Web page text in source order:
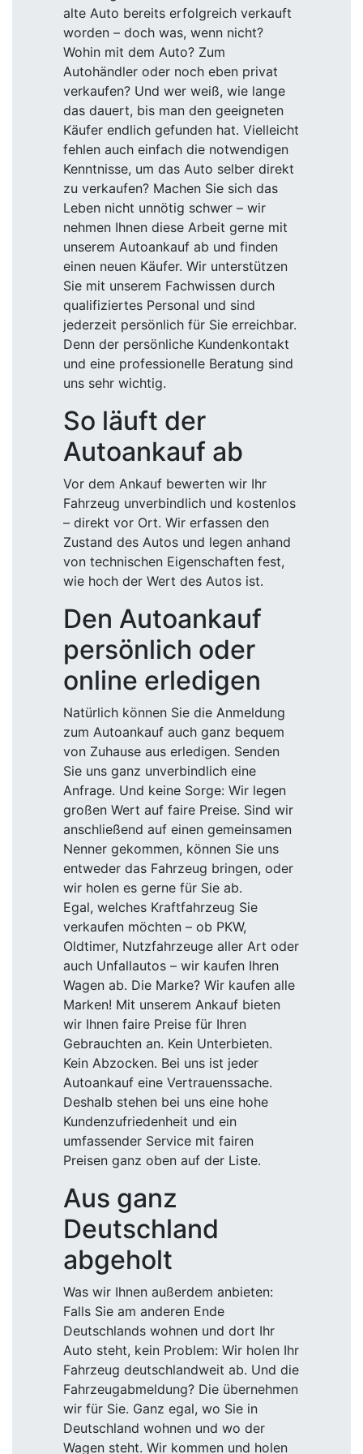
alte Auto bereits erfolgreich verkauft
worden – doch was, wenn nicht?
Wohin mit dem Auto? Zum
Autohändler oder noch eben privat
verkaufen? Und wer weiß, wie lange
das dauert, bis man den geeigneten
Käufer endlich gefunden hat. Vielleicht
fehlen auch einfach die notwendigen
Kenntnisse, um das Auto selber direkt
zu verkaufen? Machen Sie sich das
Leben nicht unnötig schwer – wir
nehmen Ihnen diese Arbeit gerne mit
unserem Autoankauf ab und finden
einen neuen Käufer. Wir unterstützen
Sie mit unserem Fachwissen durch
qualifiziertes Personal und sind
jederzeit persönlich für Sie erreichbar.
Denn der persönliche Kundenkontakt
und eine professionelle Beratung sind
uns sehr wichtig.
So läuft der
Autoankauf ab
Vor dem Ankauf bewerten wir Ihr
Fahrzeug unverbindlich und kostenlos
– direkt vor Ort. Wir erfassen den
Zustand des Autos und legen anhand
von technischen Eigenschaften fest,
wie hoch der Wert des Autos ist.
Den Autoankauf
persönlich oder
online erledigen
Natürlich können Sie die Anmeldung
zum Autoankauf auch ganz bequem
von Zuhause aus erledigen. Senden
Sie uns ganz unverbindlich eine
Anfrage. Und keine Sorge: Wir legen
großen Wert auf faire Preise. Sind wir
anschließend auf einen gemeinsamen
Nenner gekommen, können Sie uns
entweder das Fahrzeug bringen, oder
wir holen es gerne für Sie ab.
Egal, welches Kraftfahrzeug Sie
verkaufen möchten – ob PKW,
Oldtimer, Nutzfahrzeuge aller Art oder
auch Unfallautos – wir kaufen Ihren
Wagen ab. Die Marke? Wir kaufen alle
Marken! Mit unserem Ankauf bieten
wir Ihnen faire Preise für Ihren
Gebrauchten an. Kein Unterbieten.
Kein Abzocken. Bei uns ist jeder
Autoankauf eine Vertrauenssache.
Deshalb stehen bei uns eine hohe
Kundenzufriedenheit und ein
umfassender Service mit fairen
Preisen ganz oben auf der Liste.
Aus ganz
Deutschland
abgeholt
Was wir Ihnen außerdem anbieten:
Falls Sie am anderen Ende
Deutschlands wohnen und dort Ihr
Auto steht, kein Problem: Wir holen Ihr
Fahrzeug deutschlandweit ab. Und die
Fahrzeugabmeldung? Die übernehmen
wir für Sie. Ganz egal, wo Sie in
Deutschland wohnen und wo der
Wagen steht. Wir kommen und holen